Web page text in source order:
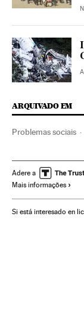
ARQUIVADO EM
Problemas sociais
Acontecimentos
Adere a
Mais informações
Si está interesado en